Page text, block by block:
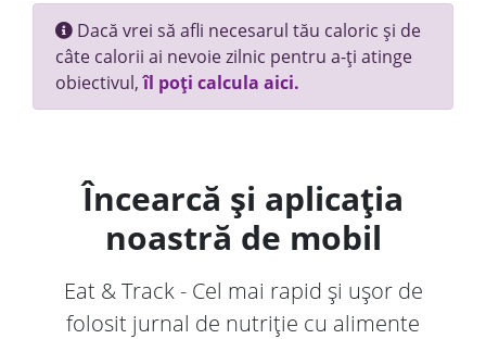
Dacă vrei să afli necesarul tău caloric și de
câte calorii ai nevoie zilnic pentru a-ți atinge
obiectivul,îl poți calcula aici.
Încearcă și aplicația
noastră de mobil
Eat & Track - Cel mai rapid și ușor de
folosit jurnal de nutriție cu alimente